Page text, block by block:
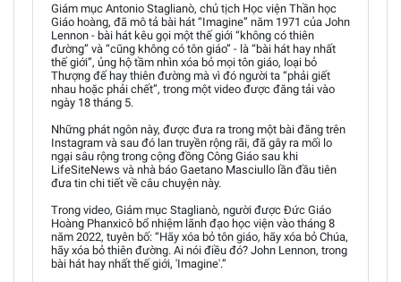
Giám mục Antonio Staglianò, chủ tịch Học viện Thần học
Giáo hoàng, đã mô tả bài hát “Imagine” năm 1971 của John
Lennon - bài hát kêu gọi một thế giới “không có thiên
đường” và “cũng không có tôn giáo” - là “bài hát hay nhất
thế giới”, ủng hộ tầm nhìn xóa bỏ mọi tôn giáo, loại bỏ
Thượng đế hay thiên đường mà vì đó người ta “phải giết
nhau hoặc phải chết”, trong một video được đăng tải vào
ngày 18 tháng 5.
Những phát ngôn này, được đưa ra trong một bài đăng trên
Instagram và sau đó lan truyền rộng rãi, đã gây ra mối lo
ngại sâu rộng trong cộng đồng Công Giáo sau khi
LifeSiteNews và nhà báo Gaetano Masciullo lần đầu tiên
đưa tin chi tiết về câu chuyện này.
Trong video, Giám mục Staglianò, người được Đức Giáo
Hoàng Phanxicô bổ nhiệm lãnh đạo học viện vào tháng 8
năm 2022, tuyên bố: “Hãy xóa bỏ tôn giáo, hãy xóa bỏ Chúa,
hãy xóa bỏ thiên đường. Ai nói điều đó? John Lennon, trong
bài hát hay nhất thế giới, 'Imagine'.”